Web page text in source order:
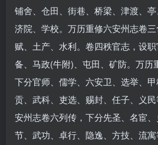
铺舍、仓田、街巷、桥梁、津渡、
济院、学校。万历重修六安州志卷
赋、土产、水利。卷四秩官志，设
备、马政(牛附)、屯田、矿防。万历
下分官师、儒学、六安卫、选举、
贡、武科、吏选、赐封、任子、义
安州志卷六列传，下分先圣、名宦
节、武功、卓行、隐逸、方技、流